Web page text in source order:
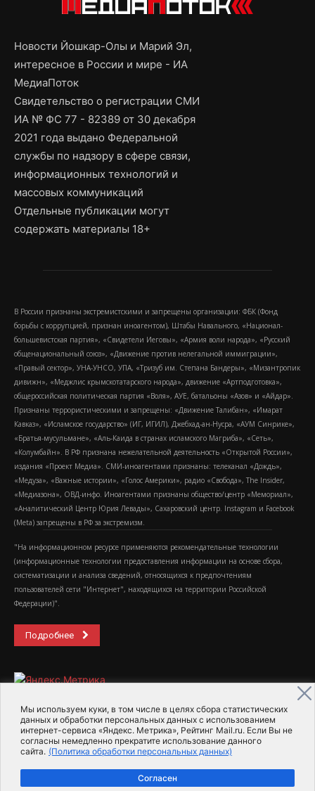
Мы используем куки, в том числе в целях сбора статистических
данных и обработки персональных данных с использованием
интернет-сервиса «Яндекс. Метрика», Рейтинг Mail.ru. Если Вы не
согласны немедленно прекратите использование данного
сайта. (Политика обработки персональных данных)
Согласен
Новости Йошкар-Олы и Марий Эл,
интересное в России и мире - ИА
МедиаПоток
Свидетельство о регистрации СМИ
ИА № ФС 77 - 82389 от 30 декабря
2021 года выдано Федеральной
службы по надзору в сфере связи,
информационных технологий и
массовых коммуникаций
Отдельные публикации могут
содержать материалы 18+
В России признаны экстремистскими и запрещены организации: ФБК (Фонд
борьбы с коррупцией, признан иноагентом), Штабы Навального, «Национал-
большевистская партия», «Свидетели Иеговы», «Армия воли народа», «Русский
общенациональный союз», «Движение против нелегальной иммиграции»,
«Правый сектор», УНА-УНСО, УПА, «Тризуб им. Степана Бандеры», «Мизантропик
дивижн», «Меджлис крымскотатарского народа», движение «Артподготовка»,
общероссийская политическая партия «Воля», АУЕ, батальоны «Азов» и «Айдар».
Признаны террористическими и запрещены: «Движение Талибан», «Имарат
Кавказ», «Исламское государство» (ИГ, ИГИЛ), Джебхад-ан-Нусра, «АУМ Синрике»,
«Братья-мусульмане», «Аль-Каида в странах исламского Магриба», «Сеть»,
«Колумбайн». В РФ признана нежелательной деятельность «Открытой России»,
издания «Проект Медиа». СМИ-иноагентами признаны: телеканал «Дождь»,
«Медуза», «Важные истории», «Голос Америки», радио «Свобода», The Insider,
«Медиазона», ОВД-инфо. Иноагентами признаны общество/центр «Мемориал»,
«Аналитический Центр Юрия Левады», Сахаровский центр. Instagram и Facebook
(Metа) запрещены в РФ за экстремизм.
"На информационном ресурсе применяются рекомендательные технологии
(информационные технологии предоставления информации на основе сбора,
систематизации и анализа сведений, относящихся к предпочтениям
пользователей сети "Интернет", находящихся на территории Российской
Федерации)".
Подробнее
2015-2026- Информационное агентство МедиаПоток
Для справки Об издании
Пользовательское соглашение
Политика обработки персональных данных